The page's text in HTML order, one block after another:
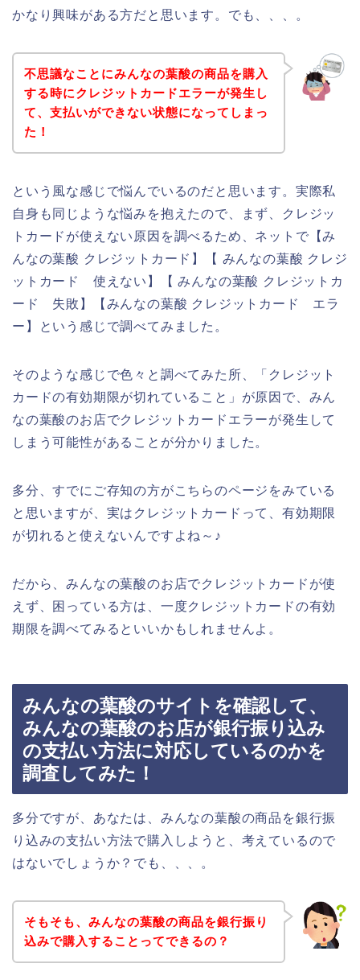
かなり興味がある方だと思います。でも、、、。
不思議なことにみんなの葉酸の商品を購入
する時にクレジットカードエラーが発生し
て、支払いができない状態になってしまっ
た！
という風な感じで悩んでいるのだと思います。実際私
自身も同じような悩みを抱えたので、まず、クレジッ
トカードが使えない原因を調べるため、ネットで【み
んなの葉酸 クレジットカード】【 みんなの葉酸 クレジ
ットカード 使えない】【 みんなの葉酸 クレジットカ
ード 失敗】【みんなの葉酸 クレジットカード エラ
ー】という感じで調べてみました。
そのような感じで色々と調べてみた所、「クレジット
カードの有効期限が切れていること」が原因で、みん
なの葉酸のお店でクレジットカードエラーが発生して
しまう可能性があることが分かりました。
多分、すでにご存知の方がこちらのページをみている
と思いますが、実はクレジットカードって、有効期限
が切れると使えないんですよね～♪
だから、みんなの葉酸のお店でクレジットカードが使
えず、困っている方は、一度クレジットカードの有効
期限を調べてみるといいかもしれませんよ。
みんなの葉酸のサイトを確認して、
みんなの葉酸のお店が銀行振り込み
の支払い方法に対応しているのかを
調査してみた！
多分ですが、あなたは、みんなの葉酸の商品を銀行振
り込みの支払い方法で購入しようと、考えているので
はないでしょうか？でも、、、。
そもそも、みんなの葉酸の商品を銀行振り
込みで購入することってできるの？